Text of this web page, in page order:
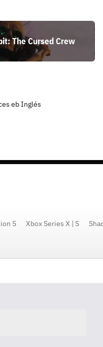
eb Inglés
The Cursed Crew
5 Xbox Series X | S